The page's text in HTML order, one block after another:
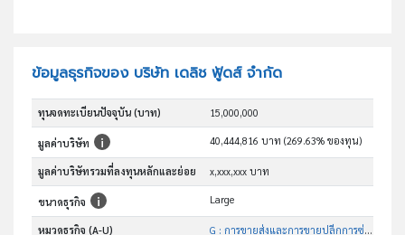
ข้อมูลธุรกิจของ บริษัท เดลิช ฟู้ดส์ จำกัด
ทุนจดทะเบียนปัจจุบัน (บาท) 15,000,000
มูลค่าบริษัท 40,444,816 บาท (269.63% ของทุน)
มูลค่าบริษัทรวมที่ลงทุนหลักและย่อย x,xxx,xxx บาท
ขนาดธุรกิจ Large
หมวดธุรกิจ (A-U) G : การขายส่งและการขายปลีกการซ่อมยานยนต์และ จักรยานยนต์